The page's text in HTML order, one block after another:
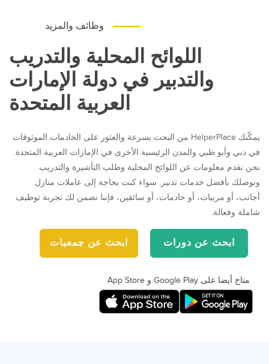
وظائف والمزيد
اللوائح المحلية والتدريب
والتدبير في دولة الإمارات
العربية المتحدة
يمكّنك HelperPlace من البحث بسرعة والعثور على الخادمات الموثوقات
في دبي وأبو ظبي والمدن الرئيسية الأخرى في الإمارات العربية المتحدة.
نحن نقدم معلومات عن اللوائح المحلية وطلب التأشيرة والتدريب
ونوصلك بأفضل خدمات تدبير. سواء كنت بحاجة إلى عاملات منازل
أجانب، أو مربيات، أو خادمات، أو سائقين، فإننا نضمن لك تجربة توظيف
شاملة وفعالة.
ابحث عن دورات ابحث عن جمعيات
متاح أيضا على Google Play و App Store